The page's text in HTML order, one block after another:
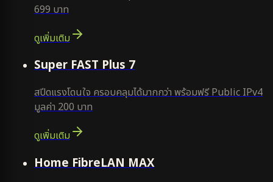
699 บาท
ดูเพิ่มเติม
Super FAST Plus 7
สปีดแรงโดนใจ ครอบคลุมได้มากกว่า พร้อมฟรี Public IPv4
มูลค่า 200 บาท
ดูเพิ่มเติม
Home FibreLAN MAX